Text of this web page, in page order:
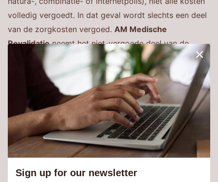
volledig vergoedt. In dat geval wordt slechts een deel
van de zorgkosten vergoed. AM Medische
Revalidatieneemt het niet-vergoede deel van de
kosten op zich, met uitzondering van uwverplicht
eigen risico
en eventueel vrijwillig eigen risico
Eigen risico
Sign up for our newsletter